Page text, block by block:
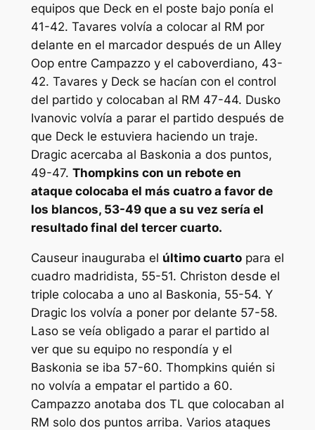
equipos que Deck en el poste bajo ponía el
41-42. Tavares volvía a colocar al RM por
delante en el marcador después de un Alley
Oop entre Campazzo y el caboverdiano, 43-
42. Tavares y Deck se hacían con el control
del partido y colocaban al RM 47-44. Dusko
Ivanovic volvía a parar el partido después de
que Deck le estuviera haciendo un traje.
Dragic acercaba al Baskonia a dos puntos,
49-47. Thompkins con un rebote en
ataque colocaba el más cuatro a favor de
los blancos, 53-49 que a su vez sería el
resultado final del tercer cuarto.
Causeur inauguraba el último cuartopara el
cuadro madridista, 55-51. Christon desde el
triple colocaba a uno al Baskonia, 55-54. Y
Dragic los volvía a poner por delante 57-58.
Laso se veía obligado a parar el partido al
ver que su equipo no respondía y el
Baskonia se iba 57-60. Thompkins quién si
no volvía a empatar el partido a 60.
Campazzo anotaba dos TL que colocaban al
RM solo dos puntos arriba. Varios ataques